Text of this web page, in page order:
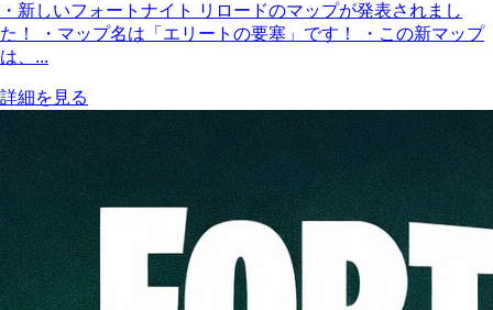
・新しいフォートナイト リロードのマップが発表されまし
た！ ・マップ名は「エリートの要塞」です！ ・この新マップ
は、...
詳細を見る